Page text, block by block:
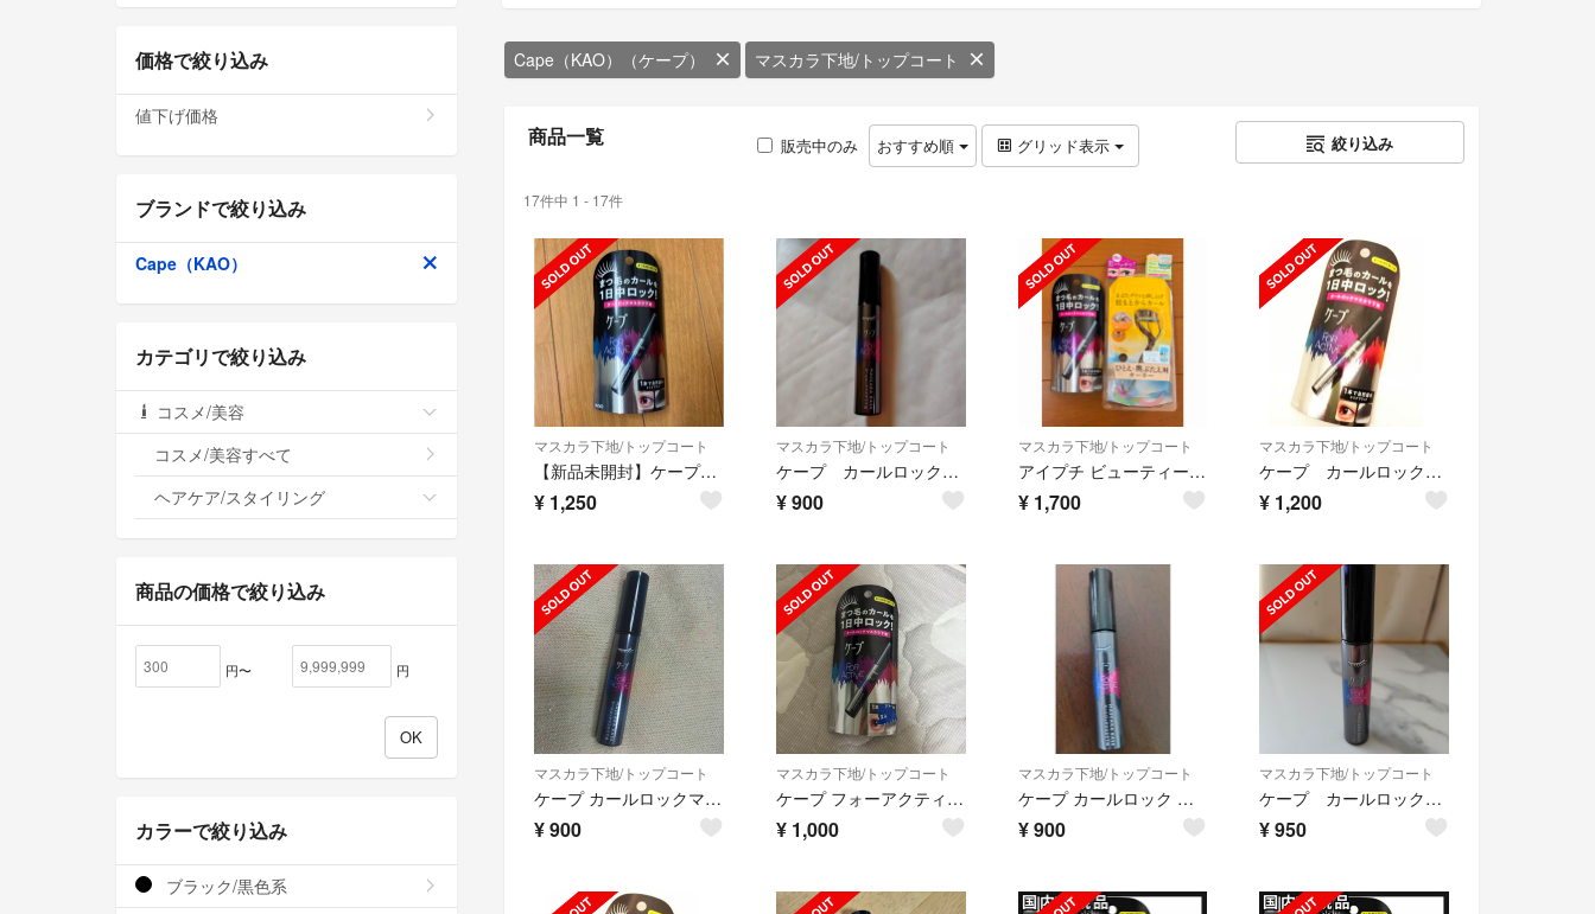
Cape（KAO）（ケープ） マスカラ下地/トップコート
商品一覧 販売中のみ おすすめ順 グリッド表示 絞り込み
17件中 1 - 17件
マスカラ下地/トップコート
【新品未開封】ケープカールロックマスカラ下地 クリアブラック
¥ 1,250
マスカラ下地/トップコート
ケープ カールロックマスカラ下地
¥900
マスカラ下地/トップコート
アイプチ ビューティー フィットカーラー、ケープ カールロックマスカラ下地
¥ 1,700
マスカラ下地/トップコート
ケープ カールロックマスカラ下地
¥ 1,200
マスカラ下地/トップコート
ケープ カールロックマスカラ下地
¥900
マスカラ下地/トップコート
ケープ フォーアクティブ カールロックマスカラ下地(5g)
¥ 1,000
マスカラ下地/トップコート
ケープ カールロック マスカラ下地 クリアブラック
¥900
マスカラ下地/トップコート
ケープ カールロックマスカラ下地
¥950
価格で絞り込み
値下げ価格
ブランドで絞り込み
Cape（KAO）
カテゴリで絞り込み
コスメ/美容
コスメ/美容すべて
ヘアケア/スタイリング
商品の価格で絞り込み
円〜 円
カラーで絞り込み
ブラック/黒色系